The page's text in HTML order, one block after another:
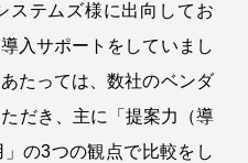
テムズ様に出向してお
入サポートをしていまし
たっては、数社のベンダ
だき、主に「提案力（導
の3つの観点で比較をし